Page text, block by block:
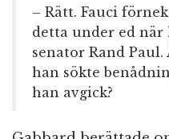
– Rätt. Fauci
detta under ed när
senator Rand
han sökte
han avgick?